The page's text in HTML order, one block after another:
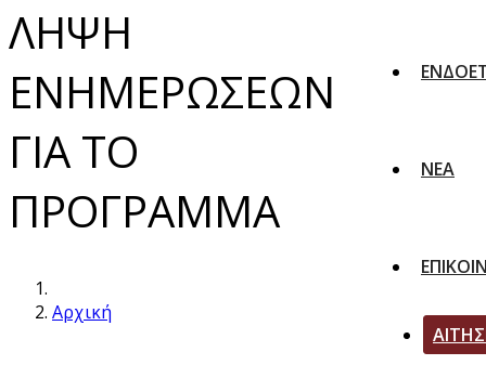
ΝΕΑ
ΛΗΨΗ
ΕΝΗΜΕΡΩΣΕΩΝ
ΓΙΑ ΤΟ
ΠΡΟΓΡΑΜΜΑ
Αρχική